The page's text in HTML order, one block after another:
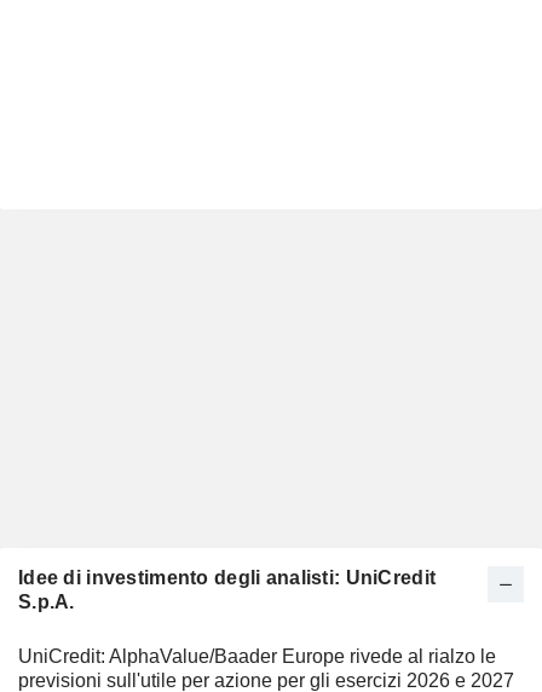
Idee di investimento degli analisti: UniCredit
S.p.A.
UniCredit: AlphaValue/Baader Europe rivede al rialzo le
previsioni sull'utile per azione per gli esercizi 2026 e 2027